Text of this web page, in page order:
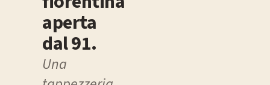
aperta
dal 91.
Una